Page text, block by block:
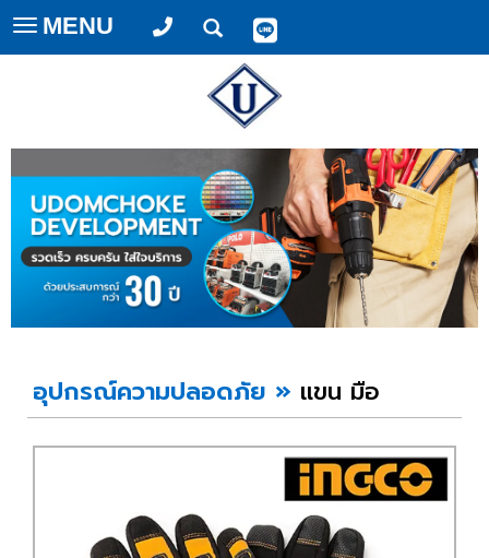
Toggle
navigation
MENU
อุปกรณ์ความปลอดภัย » แขน มือ